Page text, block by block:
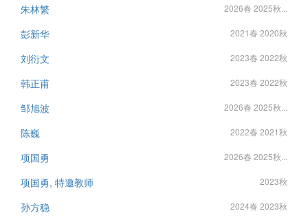
朱林繁 2026春 2025秋...
彭新华 2021春 2020秋
刘衍文 2023春 2022秋
韩正甫 2023春 2022秋
邹旭波 2026春 2025秋...
陈巍 2022春 2021秋
项国勇 2026春 2025秋...
项国勇, 特邀教师 2023秋
孙方稳 2024春 2023秋